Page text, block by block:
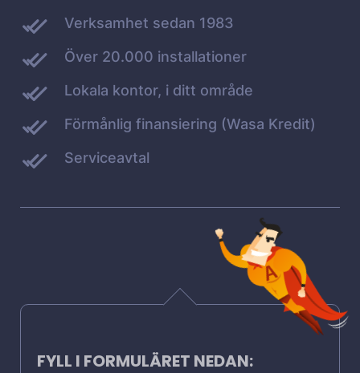
Verksamhet sedan 1983
Över 20.000 installationer
Lokala kontor, i ditt område
Förmånlig finansiering (Wasa Kredit)
Serviceavtal
FYLL I FORMULÄRET NEDAN: